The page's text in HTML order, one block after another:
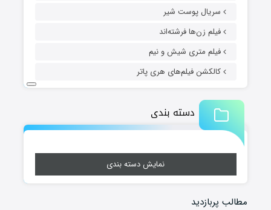
سریال پوست شیر
فیلم زن‌ها فرشته‌اند
فیلم متری شیش و نیم
کالکشن فیلم‌های هری پاتر
دسته بندی
نمایش دسته بندی
مطالب پربازدید